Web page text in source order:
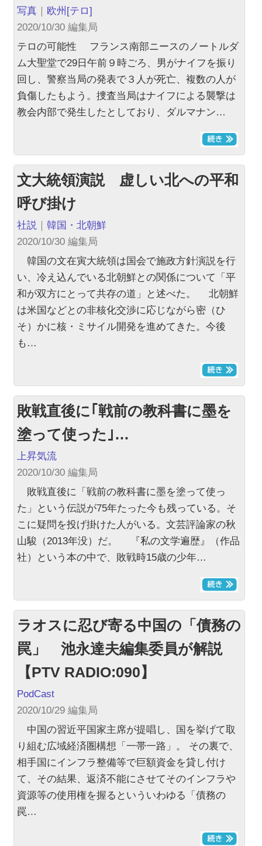
写真 ｜ 欧州 [テロ]
2020/10/30 編集局
テロの可能性 フランス南部ニースのノートルダ
ム大聖堂で29日午前９時ごろ、男がナイフを振り
回し、警察当局の発表で３人が死亡、複数の人が
負傷したもよう。捜査当局はナイフによる襲撃は
教会内部で発生したとしており、ダルマナン…
文大統領演説 虚しい北への平和
呼び掛け
社説 ｜韓国・北朝鮮
2020/10/30 編集局
韓国の文在寅大統領は国会で施政方針演説を行
い、冷え込んでいる北朝鮮との関係について「平
和が双方にとって共存の道」と述べた。 北朝鮮
は米国などとの非核化交渉に応じながら密（ひ
そ）かに核・ミサイル開発を進めてきた。今後
も…
敗戦直後に｢戦前の教科書に墨を
塗って使った｣…
上昇気流
2020/10/30 編集局
敗戦直後に「戦前の教科書に墨を塗って使っ
た」という伝説が75年たった今も残っている。そ
こに疑問を投げ掛けた人がいる。文芸評論家の秋
山駿（2013年没）だ。 『私の文学遍歴』（作品
社）という本の中で、敗戦時15歳の少年…
ラオスに忍び寄る中国の「債務の
罠」 池永達夫編集委員が解説
【PTV RADIO:090】
PodCast
2020/10/29 編集局
中国の習近平国家主席が提唱し、国を挙げて取
り組む広域経済圏構想「一帯一路」。 その裏で、
相手国にインフラ整備等で巨額資金を貸し付け
て、その結果、返済不能にさせてそのインフラや
資源等の使用権を握るといういわゆる「債務の
罠…